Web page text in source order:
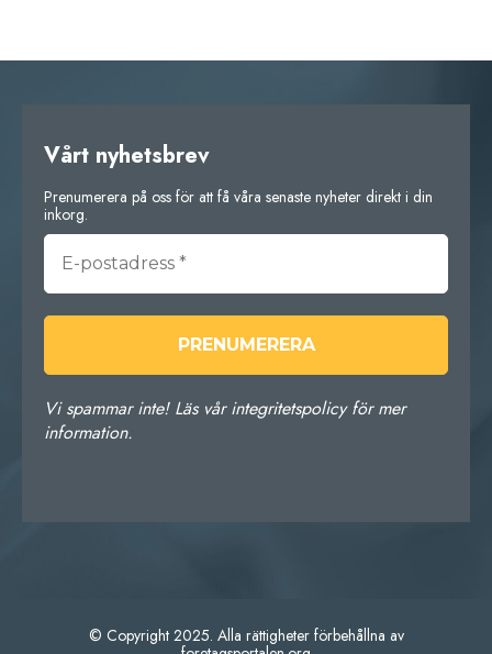
Vårt nyhetsbrev
Prenumerera på oss för att få våra senaste nyheter direkt i din
inkorg.
Vi spammar inte! Läs vår integritetspolicy för mer
information.
© Copyright 2025. Alla rättigheter förbehållna av